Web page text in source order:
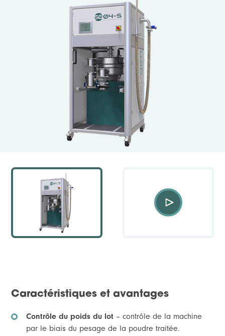
Caractéristiques et avantages
Contrôle du poids du lot – contrôle de la machine
par le biais du pesage de la poudre traitée.